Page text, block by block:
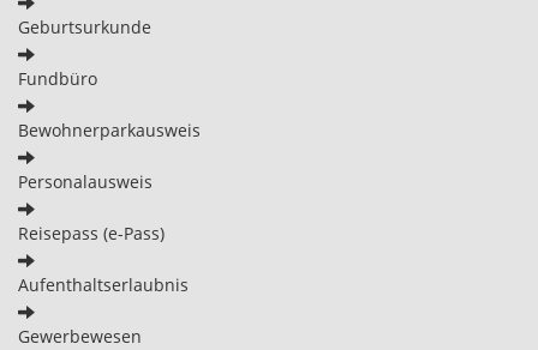
Geburtsurkunde
Fundbüro
Bewohnerparkausweis
Personalausweis
Reisepass (e-Pass)
Aufenthaltserlaubnis
Gewerbewesen